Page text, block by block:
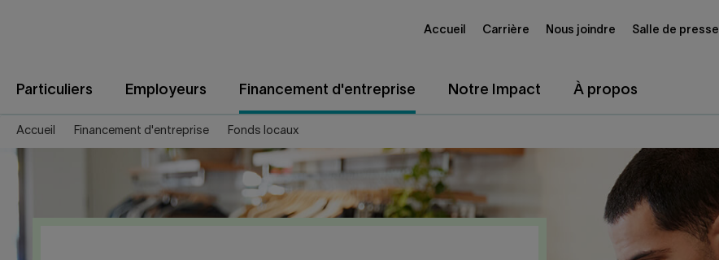
Particuliers Employeurs Financement d'entreprise Notre Impact À propos
Accueil Carrière Nous joindre Salle de presse
Accueil Financement d'entreprise Fonds locaux